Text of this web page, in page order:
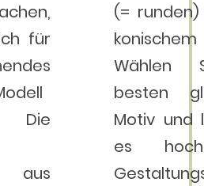
für
Die
aus
(=
Wählen
besten
Motiv und
es